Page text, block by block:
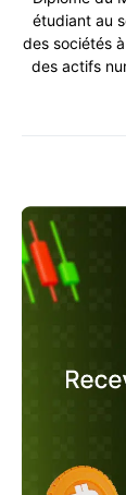
étudiant au
des sociétés
des actifs